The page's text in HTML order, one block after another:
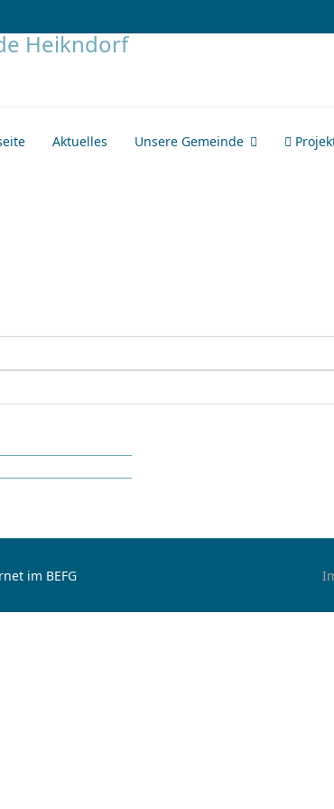
Aktuelles Unsere Gemeinde
im BEFG